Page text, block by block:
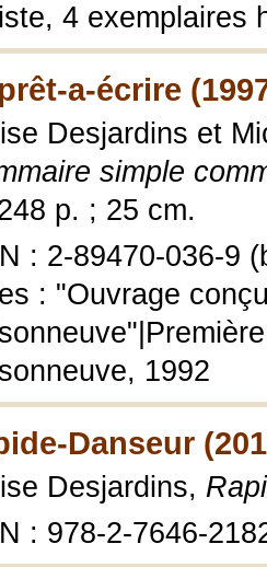
4 exemplaires
a-écrire
Desjardins et
simple
p. ; 25 cm.
: 2-89470-036-9
: "Ouvrage
1992
Danseur
Desjardins,
: 978-2-7646-